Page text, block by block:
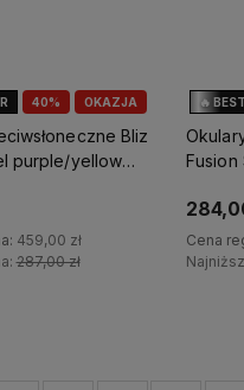
40% OKAZJA
Bliz
purple/yellow
459,00 zł
287,00 zł
🔥
Fusion
Cena